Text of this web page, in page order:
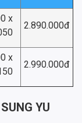
x
2.890.000đ
x
2.990.000đ
YU